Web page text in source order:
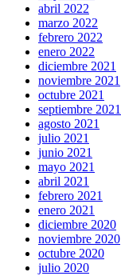
abril 2022
marzo 2022
febrero 2022
enero 2022
diciembre 2021
noviembre 2021
octubre 2021
septiembre 2021
agosto 2021
julio 2021
junio 2021
mayo 2021
abril 2021
febrero 2021
enero 2021
diciembre 2020
noviembre 2020
octubre 2020
julio 2020